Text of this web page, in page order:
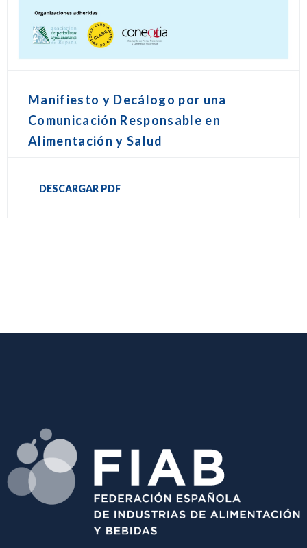
Manifiesto y Decálogo por una
Comunicación Responsable en
Alimentación y Salud
DESCARGAR PDF